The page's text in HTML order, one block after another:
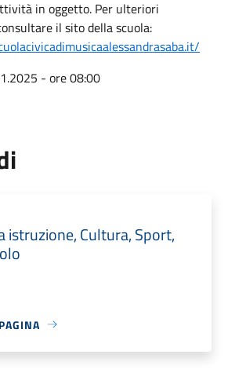
in oggetto. Per ulteriori
il sito della scuola:
- ore 08:00
istruzione, Cultura, Sport,